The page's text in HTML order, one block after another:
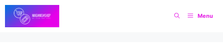
Skip
to
content
Menu